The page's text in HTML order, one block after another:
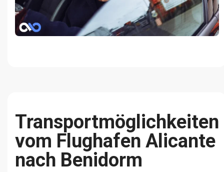
Transportmöglichkeiten
vom Flughafen Alicante
nach Benidorm